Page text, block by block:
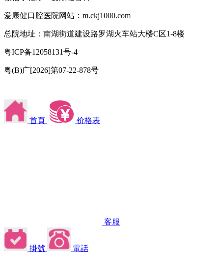
爱康健口腔医院网站：m.ckj1000.com
总院地址：南湖街道建设路罗湖火车站大楼C区1-8楼
粤ICP备12058131号-4
粤(B)广[2026]第07-22-878号
首頁 价格表
客服
掛號 電話